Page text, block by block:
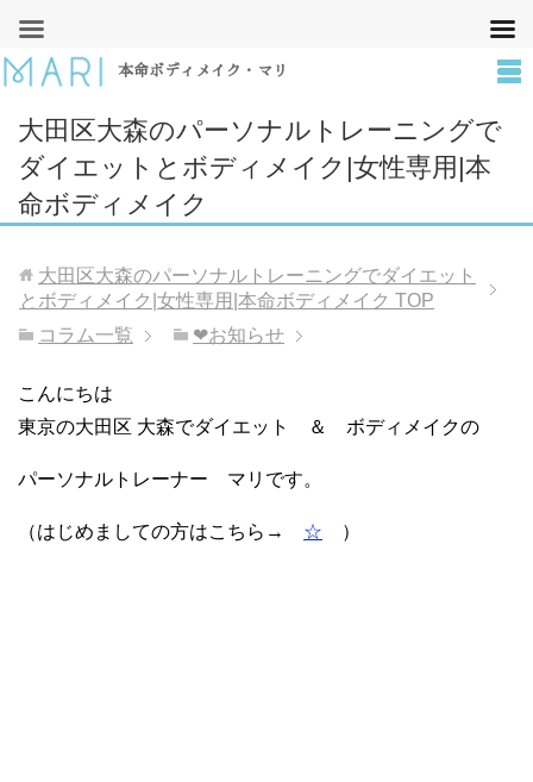
本命ボディメイク・マリ
大田区大森のパーソナルトレーニングで
ダイエットとボディメイク|女性専用|本
命ボディメイク
大田区大森のパーソナルトレーニングでダイエット
とボディメイク|女性専用|本命ボディメイク TOP
コラム一覧
❤︎お知らせ
こんにちは
東京の大田区 大森でダイエット ＆ ボディメイクの
パーソナルトレーナー マリです。
（はじめましての方はこちら→ ☆ ）